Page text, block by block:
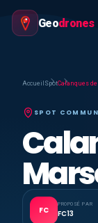
Geodrones
Accueil SpotCalanques
SPOT
FC
PROPOSÉ PAR
FC13